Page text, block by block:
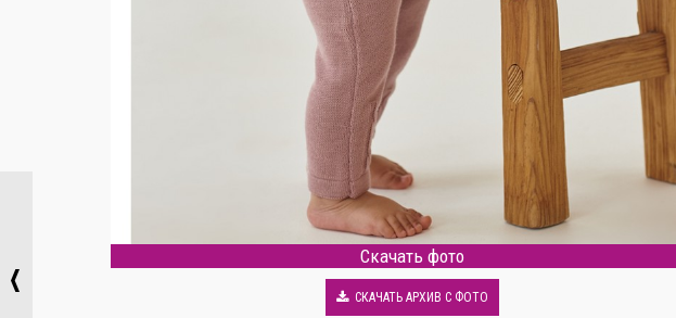
Скачать фото
СКАЧАТЬ АРХИВ С ФОТО